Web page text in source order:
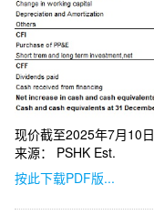
现价截至2025年7月10日
来源： PSHK Est.
按此下载PDF版...